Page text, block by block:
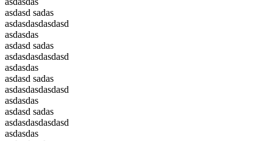
asdasd sadas
asdasdasdasdasd
asdasdas
asdasd sadas
asdasdasdasdasd
asdasdas
asdasd sadas
asdasdasdasdasd
asdasdas
asdasd sadas
asdasdasdasdasd
asdasdas